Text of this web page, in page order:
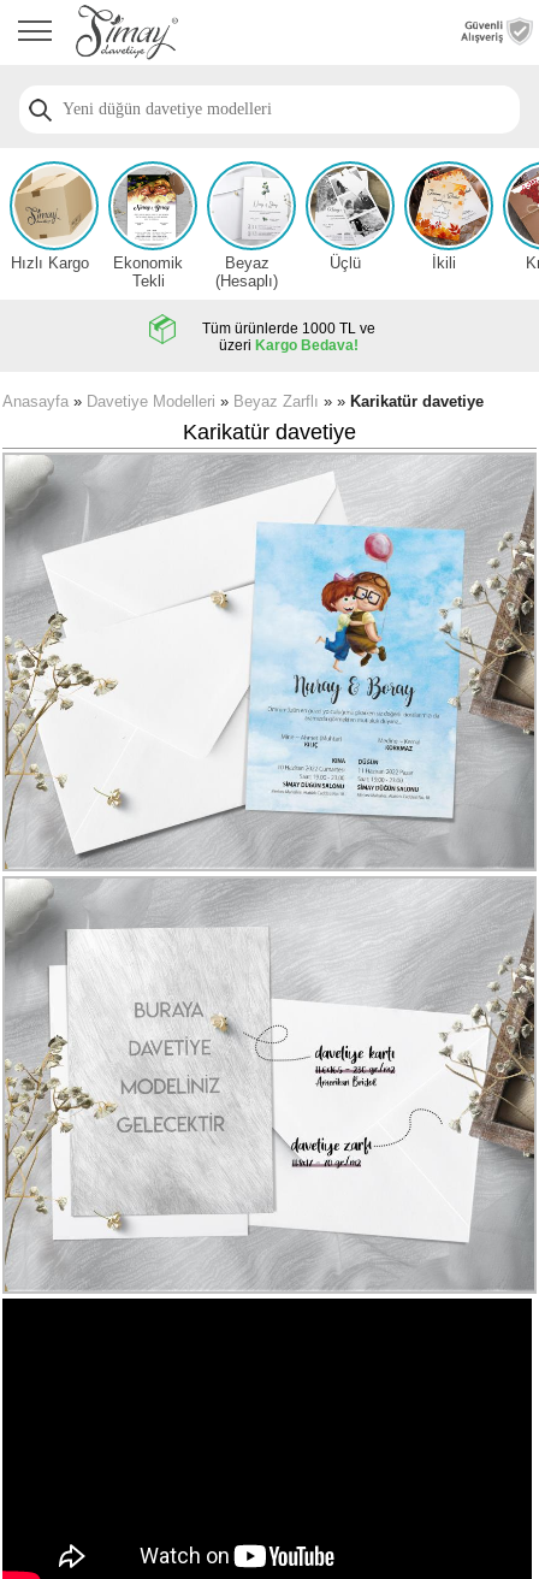
Anasayfa
Davetiye
Nişan
Davetiye
Modelleri
Düğün
Örnekleri
Zarfsız,
Hesaplı
Davetiye
Modelleri
Karikatürlü
Davetiye
Modelleri
Sade
Düğün
Davetiye
Modelleri
Atatürk'lü
Davetiyeler
Papatyalı
Davetiye
Modelleri
Dini
Düğün
Davetiyeler
yeni
Numune
Talebi
(ücretsiz)
Gerçek
Müşteri
Yorumları
İletişim
Hızlı Kargo
Ekonomik
Tekli
Beyaz
(Hesaplı)
Üçlü İkili
Tüm ürünlerde 1000 TL ve
üzeri Kargo Bedava!
Anasayfa » Davetiye Modelleri » Beyaz Zarflı » » Karikatür davetiye
Karikatür davetiye